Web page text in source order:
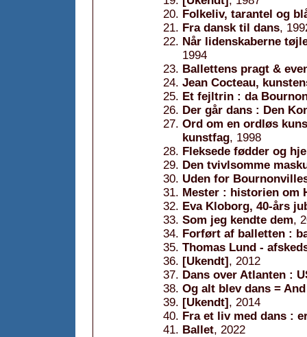
Folkeliv, tarantel og
Fra dansk til dans,
Når lidenskaberne
1994
Ballettens pragt &
Jean Cocteau,
Et fejltrin : da
Der går dans : Den
Ord om en ordløs
kunstfag, 1998
Fleksede fødder og
Den tvivlsomme
Uden for
Mester : historien om
Eva Kloborg, 40-års
Som jeg kendte dem,
Forført af balletten :
Thomas Lund -
[Ukendt], 2012
Dans over Atlanten :
Og alt blev dans =
[Ukendt], 2014
Fra et liv med dans :
Ballet, 2022